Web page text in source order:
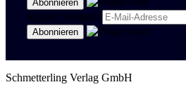
Region Stuttgart
Schmetterling Verlag GmbH